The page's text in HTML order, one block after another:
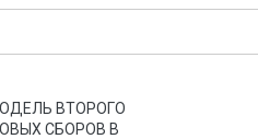
ВТОРОГО
СБОРОВ В